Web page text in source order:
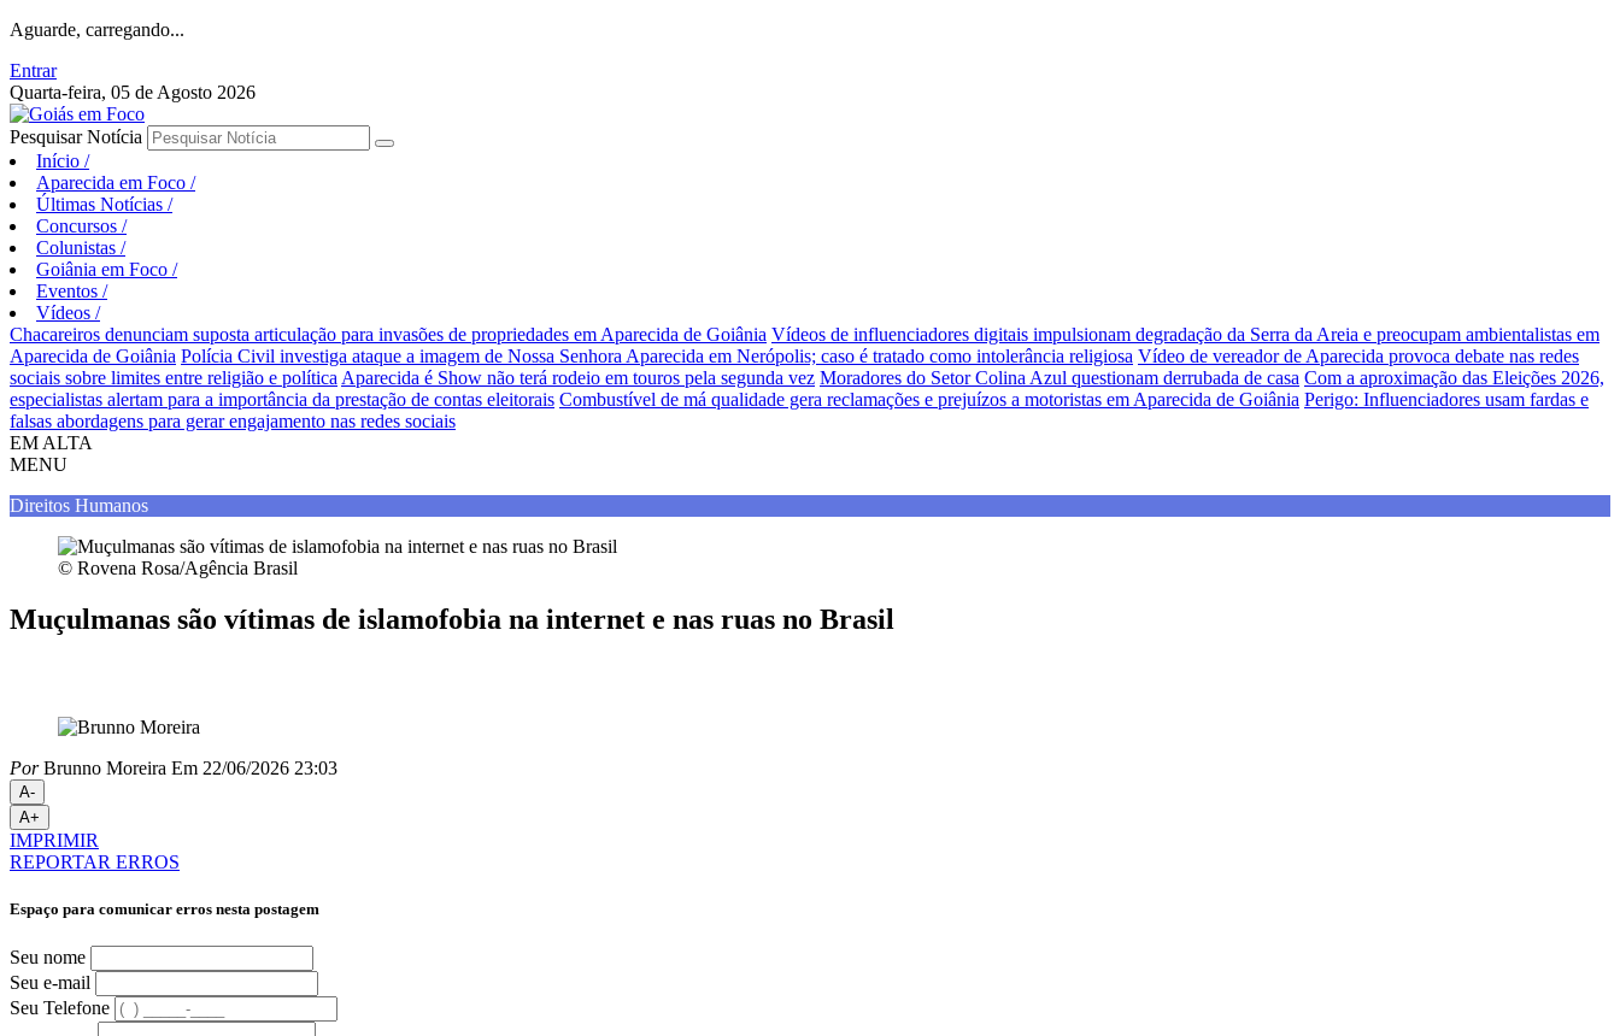
Aguarde, carregando...
Entrar
Quarta-feira, 05 de Agosto 2026
Pesquisar Notícia
Início /
Aparecida em Foco /
Últimas Notícias /
Concursos /
Colunistas /
Goiânia em Foco /
Eventos /
Vídeos /
Chacareiros denunciam suposta articulação para invasões de propriedades em Aparecida de Goiânia Vídeos de influenciadores digitais impulsionam degradação da Serra da Areia e preocupam ambientalistas em
Aparecida de Goiânia Polícia Civil investiga ataque a imagem de Nossa Senhora Aparecida em Nerópolis; caso é tratado como intolerância religiosa Vídeo de vereador de Aparecida provoca debate nas redes
sociais sobre limites entre religião e política Aparecida é Show não terá rodeio em touros pela segunda vez Moradores do Setor Colina Azul questionam derrubada de casa Com a aproximação das Eleições 2026,
especialistas alertam para a importância da prestação de contas eleitorais Combustível de má qualidade gera reclamações e prejuízos a motoristas em Aparecida de Goiânia Perigo: Influenciadores usam fardas e
falsas abordagens para gerar engajamento nas redes sociais
EM ALTA
MENU
Direitos Humanos
© Rovena Rosa/Agência Brasil
Muçulmanas são vítimas de islamofobia na internet e nas ruas no Brasil
PorBrunno Moreira Em 22/06/2026 23:03
A-
A+
IMPRIMIR
REPORTAR ERROS
Espaço para comunicar erros nesta postagem
Seu nome
Seu e-mail
Seu Telefone